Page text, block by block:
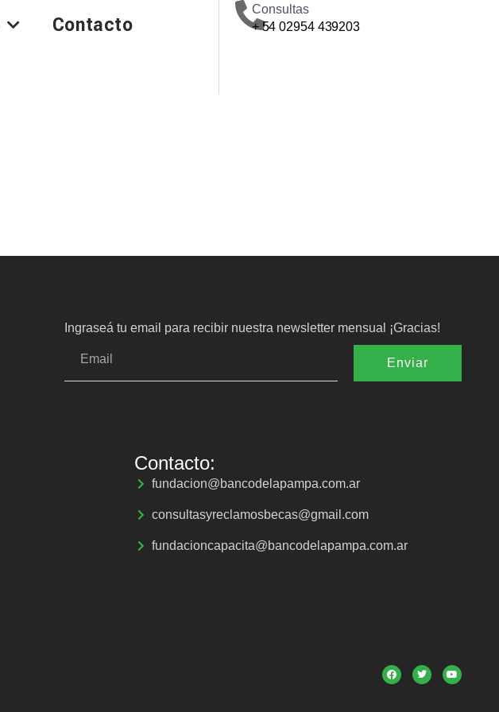
Contacto
Consultas
+ 54 02954 439203
Ingraseá tu email para recibir nuestra newsletter mensual ¡Gracias!
Enviar
Contacto:
fundacion@bancodelapampa.com.ar
consultasyreclamosbecas@gmail.com
fundacioncapacita@bancodelapampa.com.ar